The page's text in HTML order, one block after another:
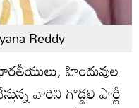
Reddy
హిందువుల
వారిని గొడ్డలి పార్టీ